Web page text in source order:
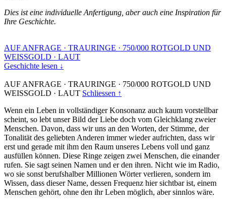
Dies ist eine individuelle Anfertigung, aber auch eine Inspiration für
Ihre Geschichte.
AUF ANFRAGE · TRAURINGE · 750/000 ROTGOLD UND
WEISSGOLD · LAUT
Geschichte lesen ↓
AUF ANFRAGE · TRAURINGE · 750/000 ROTGOLD UND
WEISSGOLD · LAUT Schliessen ↑
Wenn ein Leben in vollständiger Konsonanz auch kaum vorstellbar
scheint, so lebt unser Bild der Liebe doch vom Gleichklang zweier
Menschen. Davon, dass wir uns an den Worten, der Stimme, der
Tonalität des geliebten Anderen immer wieder aufrichten, dass wir
erst und gerade mit ihm den Raum unseres Lebens voll und ganz
ausfüllen können. Diese Ringe zeigen zwei Menschen, die einander
rufen. Sie sagt seinen Namen und er den ihren. Nicht wie im Radio,
wo sie sonst berufshalber Millionen Wörter verlieren, sondern im
Wissen, dass dieser Name, dessen Frequenz hier sichtbar ist, einem
Menschen gehört, ohne den ihr Leben möglich, aber sinnlos wäre.